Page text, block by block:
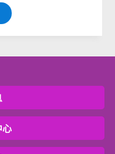
心